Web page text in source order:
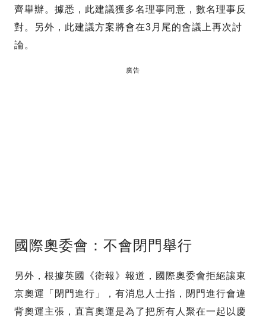
齊舉辦。據悉，此建議獲多名理事同意，數名理事反
對。另外，此建議方案將會在3月尾的會議上再次討
論。
廣告
國際奧委會：不會閉門舉行
另外，根據英國《衛報》報道，國際奧委會拒絕讓東
京奧運「閉門進行」，有消息人士指，閉門進行會違
背奧運主張，直言奧運是為了把所有人聚在一起以慶